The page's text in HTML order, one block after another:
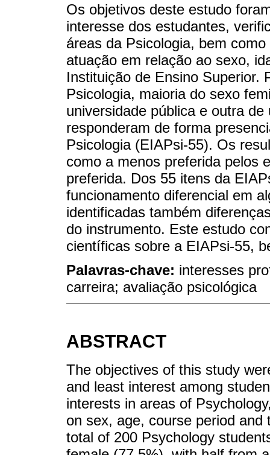
Os objetivos deste estudo
interesse dos estudantes,
áreas da Psicologia, bem
atuação em relação ao sexo,
Instituição de Ensino Superior.
Psicologia, maioria do sexo
universidade pública e outra
responderam de forma
Psicologia (EIAPsi-55). Os
como a menos preferida pelos
preferida. Dos 55 itens da
funcionamento diferencial em
identificadas também
do instrumento. Este estudo
científicas sobre a EIAPsi-55,
Palavras-chave: interesses
carreira; avaliação psicológica
ABSTRACT
The objectives of this study
and least interest among
interests in areas of
on sex, age, course period
total of 200 Psychology